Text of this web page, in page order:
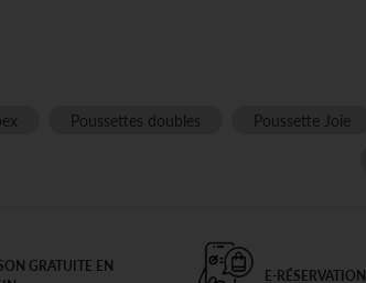
Poussettes doubles Poussette Joie
GRATUITE EN
E-RÉSERVATION